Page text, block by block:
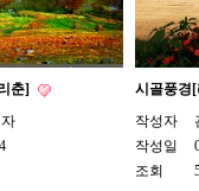
춘]
시골풍경
작성자
작성일
조회